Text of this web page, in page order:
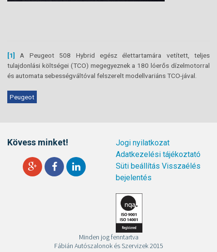
[1]
A Peugeot 508 Hybrid egész élettartamára vetített, teljes
tulajdonlási költségei (TCO) megegyeznek a 180 lóerős dízelmotorral
és automata sebességváltóval felszerelt modellvariáns TCO-jával.
Peugeot
Kövess minket!
Jogi nyilatkozat
Adatkezelési tájékoztató
Süti beállítás Visszaélés
bejelentés
Minden jog fenntartva
Fábián Autószalonok és Szervizek 2015